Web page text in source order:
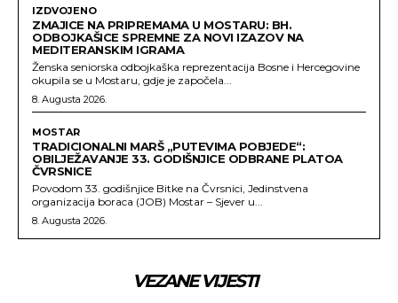
IZDVOJENO
ZMAJICE NA PRIPREMAMA U MOSTARU: BH.
ODBOJKAŠICE SPREMNE ZA NOVI IZAZOV NA
MEDITERANSKIM IGRAMA
Ženska seniorska odbojkaška reprezentacija Bosne i Hercegovine
okupila se u Mostaru, gdje je započela...
8. Augusta 2026.
MOSTAR
TRADICIONALNI MARŠ „PUTEVIMA POBJEDE“:
OBILJEŽAVANJE 33. GODIŠNJICE ODBRANE PLATOA
ČVRSNICE
Povodom 33. godišnjice Bitke na Čvrsnici, Jedinstvena
organizacija boraca (JOB) Mostar – Sjever u...
8. Augusta 2026.
VEZANE VIJESTI